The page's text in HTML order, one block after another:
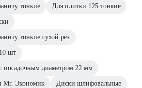
тонкие Для плитки 125 тонкие
тонкие сухой рез
шт
посадочным диаметром 22 мм
Mr. Экономик Диски шлифовальные